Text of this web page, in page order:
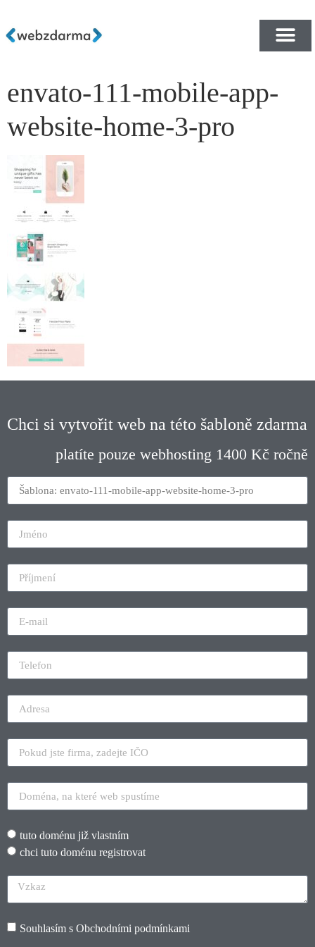
envato-111-mobile-app-
website-home-3-pro
Chci si vytvořit web na této šabloně zdarma
platíte pouze webhosting 1400 Kč ročně
tuto doménu již vlastním
chci tuto doménu registrovat
Souhlasím s Obchodními podmínkami